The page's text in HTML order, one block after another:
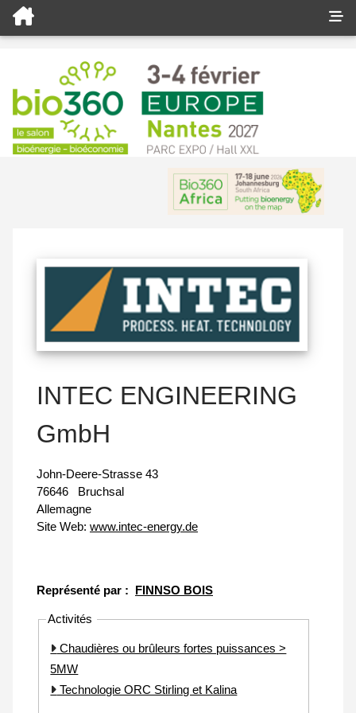
INTEC ENGINEERING
GmbH
John-Deere-Strasse 43
76646
Bruchsal
Allemagne
Site Web: www.intec-energy.de
Représenté par : FINNSO BOIS
Activités
Chaudières ou brûleurs fortes puissances >
5MW
Technologie ORC Stirling et Kalina